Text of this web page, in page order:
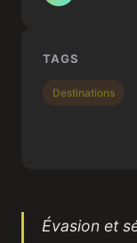
Évasion et
TAGS
Destinations